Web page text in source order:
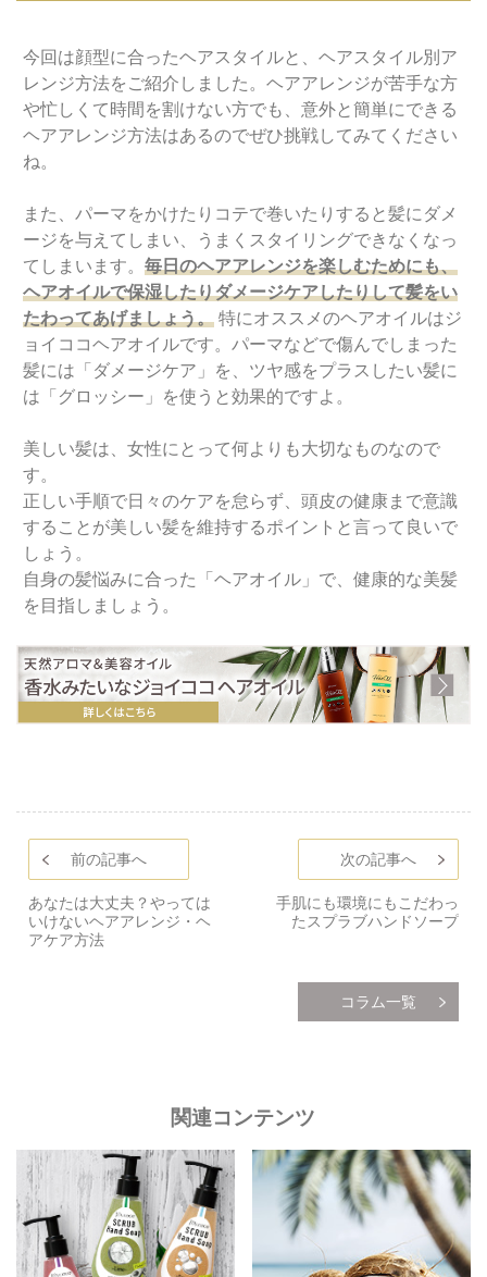
今回は顔型に合ったヘアスタイルと、ヘアスタイル別ア
レンジ方法をご紹介しました。ヘアアレンジが苦手な方
や忙しくて時間を割けない方でも、意外と簡単にできる
ヘアアレンジ方法はあるのでぜひ挑戦してみてください
ね。
また、パーマをかけたりコテで巻いたりすると髪にダメ
ージを与えてしまい、うまくスタイリングできなくなっ
てしまいます。 毎日のヘアアレンジを楽しむためにも、
ヘアオイルで保湿したりダメージケアしたりして髪をい
たわってあげましょう。特にオススメのヘアオイルはジ
ョイココヘアオイルです。パーマなどで傷んでしまった
髪には「ダメージケア」を、ツヤ感をプラスしたい髪に
は「グロッシー」を使うと効果的ですよ。
美しい髪は、女性にとって何よりも大切なものなので
す。
正しい手順で日々のケアを怠らず、頭皮の健康まで意識
することが美しい髪を維持するポイントと言って良いで
しょう。
自身の髪悩みに合った「ヘアオイル」で、健康的な美髪
を目指しましょう。
前の記事へ
あなたは大丈夫？やっては
いけないヘアアレンジ・ヘ
アケア方法
次の記事へ
手肌にも環境にもこだわっ
たスプラブハンドソープ
コラム一覧
関連コンテンツ